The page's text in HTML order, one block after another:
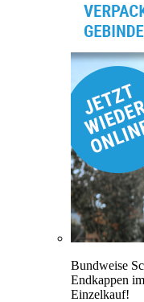
Bundweise
Endkappen
Einzelkauf!